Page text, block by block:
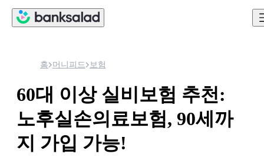
홈 머니피드 보험
60대 이상 실비보험 추천:
노후실손의료보험, 90세까
지 가입 가능!